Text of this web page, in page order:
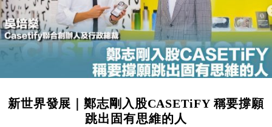
15:47
財經｜恒隆10月換帥 玩具「反」斗城亞洲CEO蔡德
粦接任
15:11
財經｜韓股反覆波動收跌 連挫7周創逾3年最長跌勢
13:44
財經｜內地7月美元計價出口增近24%勝預期 貿易順
12:44
財經｜日本春季三度入市撐日圓 4月單日斥6.28萬億
日圓干預創新高
新世界發展｜鄭志剛入股CASETiFY 稱要撐願
跳出固有思維的人